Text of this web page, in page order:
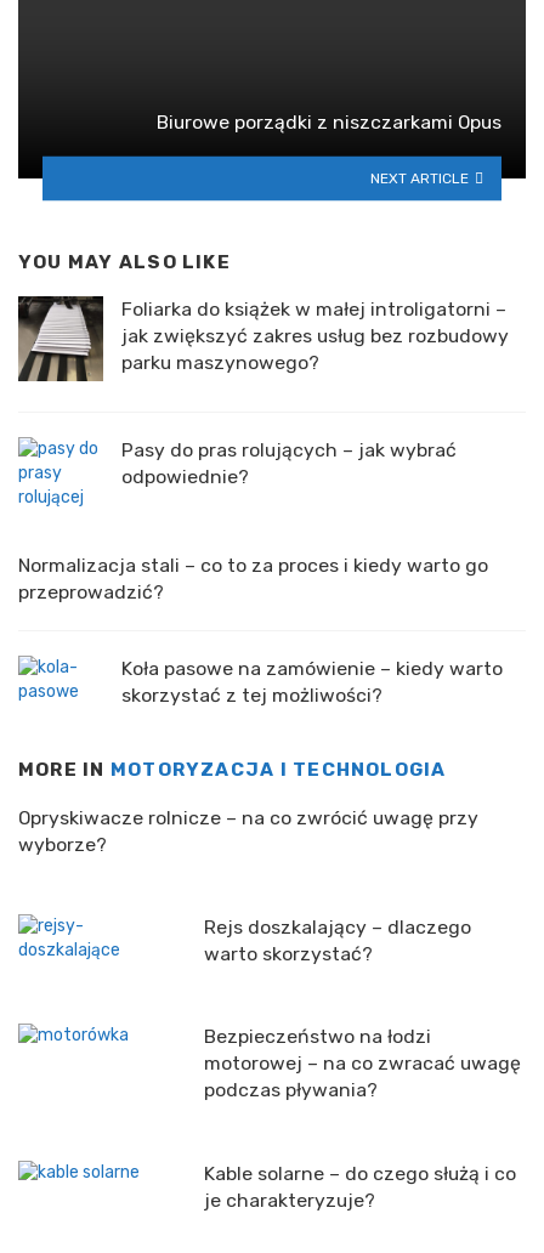
Biurowe porządki z niszczarkami Opus
NEXT ARTICLE
YOU MAY ALSO LIKE
Foliarka do książek w małej introligatorni –
jak zwiększyć zakres usług bez rozbudowy
parku maszynowego?
Pasy do pras rolujących – jak wybrać
odpowiednie?
Normalizacja stali – co to za proces i kiedy warto go
przeprowadzić?
Koła pasowe na zamówienie – kiedy warto
skorzystać z tej możliwości?
MORE IN MOTORYZACJA I TECHNOLOGIA
Opryskiwacze rolnicze – na co zwrócić uwagę przy
wyborze?
Rejs doszkalający – dlaczego
warto skorzystać?
Bezpieczeństwo na łodzi
motorowej – na co zwracać uwagę
podczas pływania?
Kable solarne – do czego służą i co
je charakteryzuje?